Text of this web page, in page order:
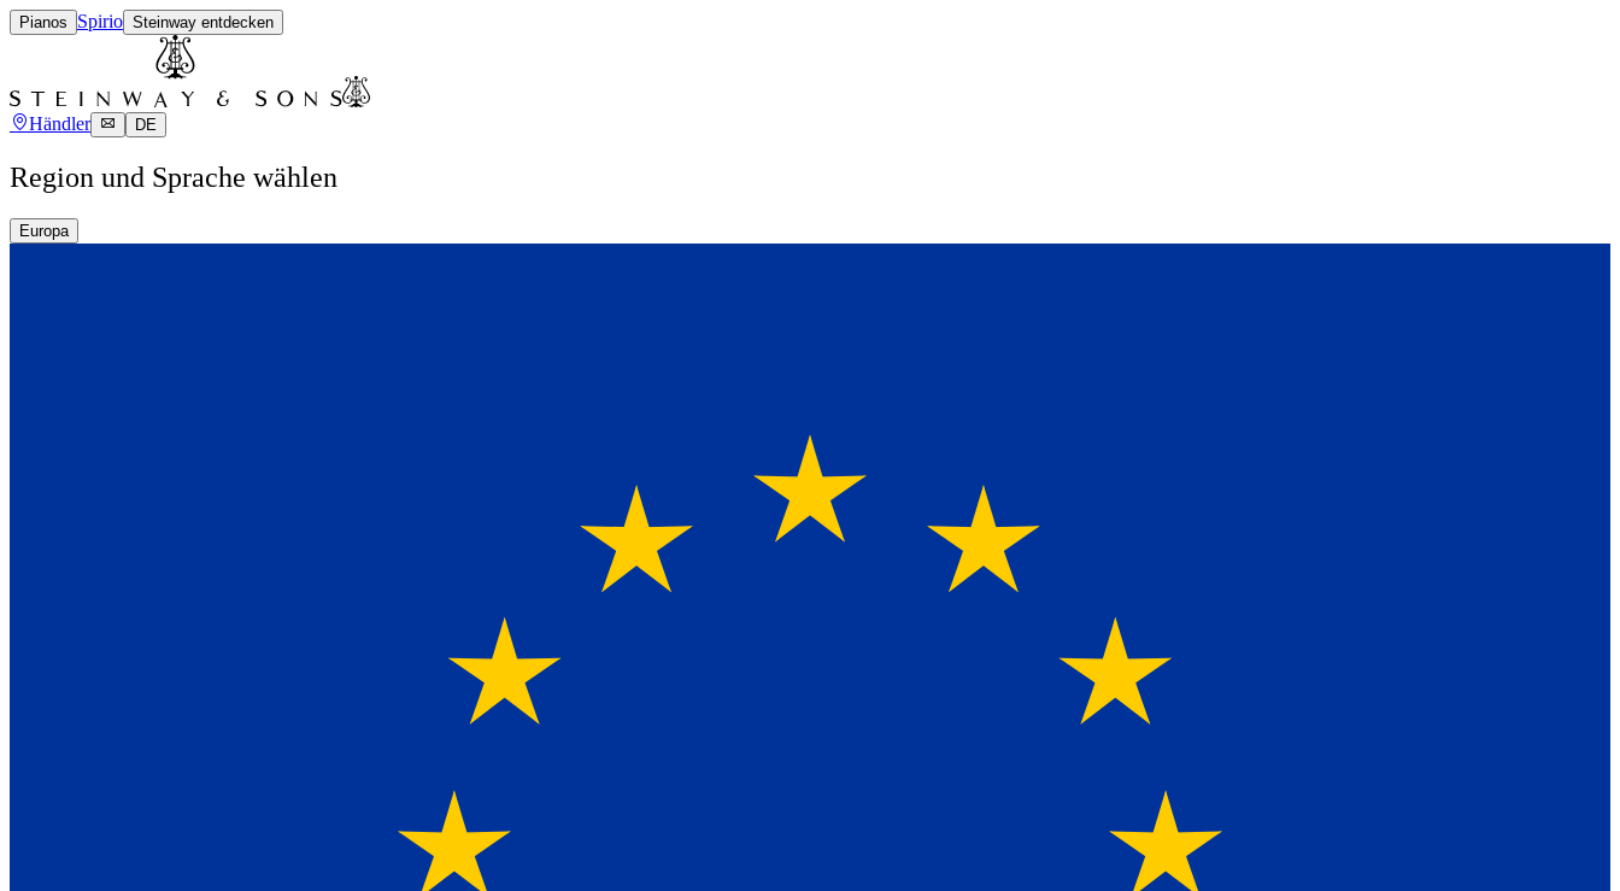
Pianos Spirio Steinway entdecken
Händler DE
Region und Sprache wählen
Europa